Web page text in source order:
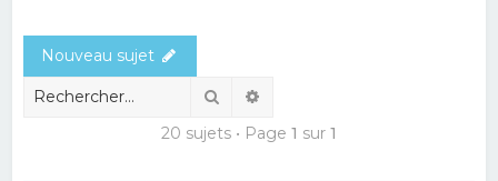
Nouveau sujet
Rechercher
20 sujets • Page 1 sur 1